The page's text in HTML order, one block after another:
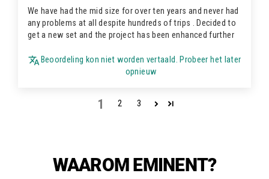
We have had the mid size for over ten years and never had
any problems at all despite hundreds of trips . Decided to
get a new set and the project has been enhanced further
Beoordeling kon niet worden vertaald. Probeer het later
opnieuw
1 2 3
WAAROM EMINENT?